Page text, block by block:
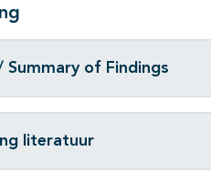
Summary of Findings
literatuur